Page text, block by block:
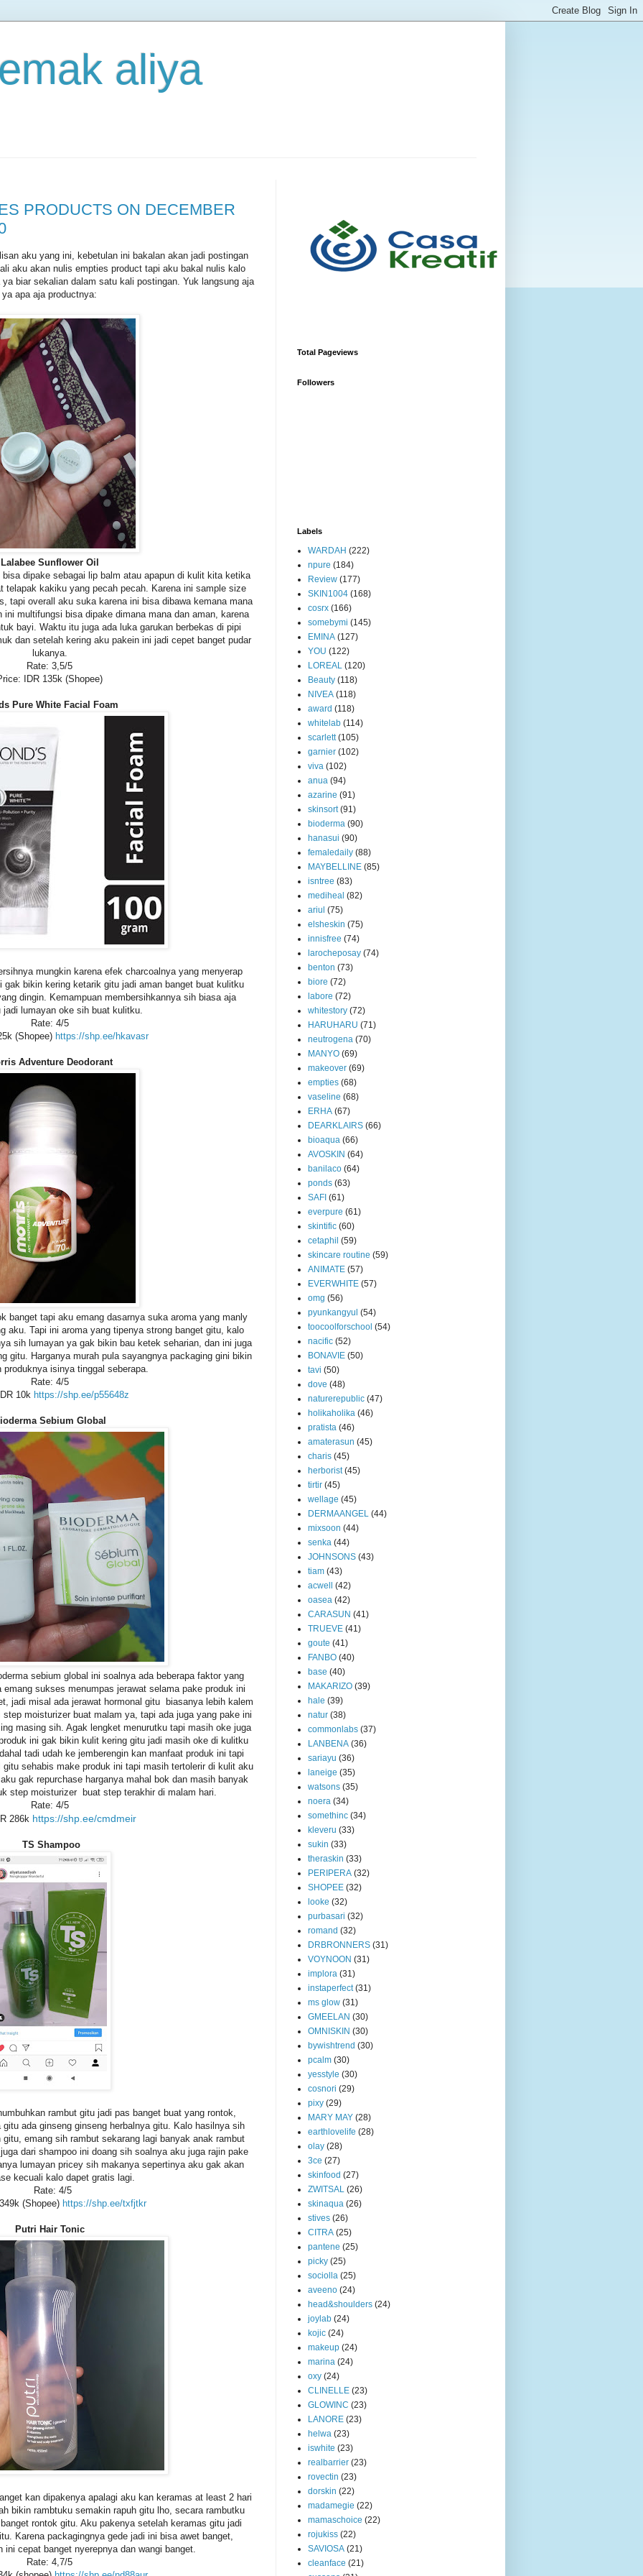
aliya
PRODUCTS ON DECEMBER
aku yang ini, kebetulan ini bakalan akan jadi postingan
aku akan nulis empties product tapi aku bakal nulis kalo
biar sekalian dalam satu kali postingan. Yuk langsung aja
ya apa aja productnya:
Lalabee Sunflower Oil
dipake sebagai lip balm atau apapun di kulit kita ketika
telapak kakiku yang pecah pecah. Karena ini sample size
tapi overall aku suka karena ini bisa dibawa kemana mana
multifungsi bisa dipake dimana mana dan aman, karena
bayi. Waktu itu juga ada luka garukan berbekas di pipi
dan setelah kering aku pakein ini jadi cepet banget pudar
lukanya.
Rate: 3,5/5
IDR 135k (Shopee)
Pure White Facial Foam
mungkin karena efek charcoalnya yang menyerap
bikin kering ketarik gitu jadi aman banget buat kulitku
dingin. Kemampuan membersihkannya sih biasa aja
jadi lumayan oke sih buat kulitku.
Rate: 4/5
(Shopee) https://shp.ee/hkavasr
Adventure Deodorant
banget tapi aku emang dasarnya suka aroma yang manly
aku. Tapi ini aroma yang tipenya strong banget gitu, kalo
sih lumayan ya gak bikin bau ketek seharian, dan ini juga
gitu. Harganya murah pula sayangnya packaging gini bikin
produknya isinya tinggal seberapa.
Rate: 4/5
10k https://shp.ee/p55648z
Sebium Global
sebium global ini soalnya ada beberapa faktor yang
sukses menumpas jerawat selama pake produk ini
jadi misal ada jerawat hormonal gitu biasanya lebih kalem
moisturizer buat malam ya, tapi ada juga yang pake ini
masing sih. Agak lengket menurutku tapi masih oke juga
ini gak bikin kulit kering gitu jadi masih oke di kulitku
tadi udah ke jemberengin kan manfaat produk ini tapi
sehabis make produk ini tapi masih tertolerir di kulit aku
gak repurchase harganya mahal bok dan masih banyak
step moisturizer buat step terakhir di malam hari.
Rate: 4/5
286k https://shp.ee/cmdmeir
TS Shampoo
rambut gitu jadi pas banget buat yang rontok,
ada ginseng ginseng herbalnya gitu. Kalo hasilnya sih
emang sih rambut sekarang lagi banyak anak rambut
dari shampoo ini doang sih soalnya aku juga rajin pake
lumayan pricey sih makanya sepertinya aku gak akan
kecuali kalo dapet gratis lagi.
Rate: 4/5
(Shopee) https://shp.ee/txfjtkr
Putri Hair Tonic
kan dipakenya apalagi aku kan keramas at least 2 hari
bikin rambtuku semakin rapuh gitu lho, secara rambutku
rontok gitu. Aku pakenya setelah keramas gitu jadi
Karena packagingnya gede jadi ini bisa awet banget,
ini cepat banget nyerepnya dan wangi banget.
Rate: 4,7/5
Total Pageviews
Followers
Labels
WARDAH (222)
npure (184)
Review (177)
SKIN1004 (168)
cosrx (166)
somebymi (145)
EMINA (127)
YOU (122)
LOREAL (120)
Beauty (118)
NIVEA (118)
award (118)
whitelab (114)
scarlett (105)
garnier (102)
viva (102)
anua (94)
azarine (91)
skinsort (91)
bioderma (90)
hanasui (90)
femaledaily (88)
MAYBELLINE (85)
isntree (83)
mediheal (82)
ariul (75)
elsheskin (75)
innisfree (74)
larocheposay (74)
benton (73)
biore (72)
labore (72)
whitestory (72)
HARUHARU (71)
neutrogena (70)
MANYO (69)
makeover (69)
empties (68)
vaseline (68)
ERHA (67)
DEARKLAIRS (66)
bioaqua (66)
AVOSKIN (64)
banilaco (64)
ponds (63)
SAFI (61)
everpure (61)
skintific (60)
cetaphil (59)
skincare routine (59)
ANIMATE (57)
EVERWHITE (57)
omg (56)
pyunkangyul (54)
toocoolforschool (54)
nacific (52)
BONAVIE (50)
tavi (50)
dove (48)
naturerepublic (47)
holikaholika (46)
pratista (46)
amaterasun (45)
charis (45)
herborist (45)
tirtir (45)
wellage (45)
DERMAANGEL (44)
mixsoon (44)
senka (44)
JOHNSONS (43)
tiam (43)
acwell
(42)
oasea (42)
CARASUN (41)
TRUEVE (41)
goute (41)
FANBO (40)
base (40)
MAKARIZO (39)
hale (39)
natur (38)
commonlabs (37)
LANBENA (36)
sariayu (36)
laneige (35)
watsons (35)
noera (34)
somethinc (34)
kleveru (33)
sukin (33)
theraskin (33)
PERIPERA (32)
SHOPEE (32)
looke (32)
purbasari (32)
romand (32)
DRBRONNERS (31)
VOYNOON (31)
implora (31)
instaperfect (31)
ms glow (31)
GMEELAN (30)
OMNISKIN (30)
bywishtrend (30)
pcalm (30)
yesstyle (30)
cosnori (29)
pixy (29)
MARY MAY (28)
earthlovelife (28)
olay (28)
3ce (27)
skinfood (27)
ZWITSAL (26)
skinaqua (26)
stives (26)
CITRA (25)
pantene (25)
picky (25)
sociolla (25)
aveeno (24)
head&shoulders (24)
joylab (24)
kojic (24)
makeup (24)
marina (24)
oxy (24)
CLINELLE (23)
GLOWINC (23)
LANORE (23)
helwa (23)
iswhite (23)
realbarrier (23)
rovectin (23)
dorskin (22)
madamegie (22)
mamaschoice (22)
rojukiss (22)
SAVIOSA (21)
cleanface (21)